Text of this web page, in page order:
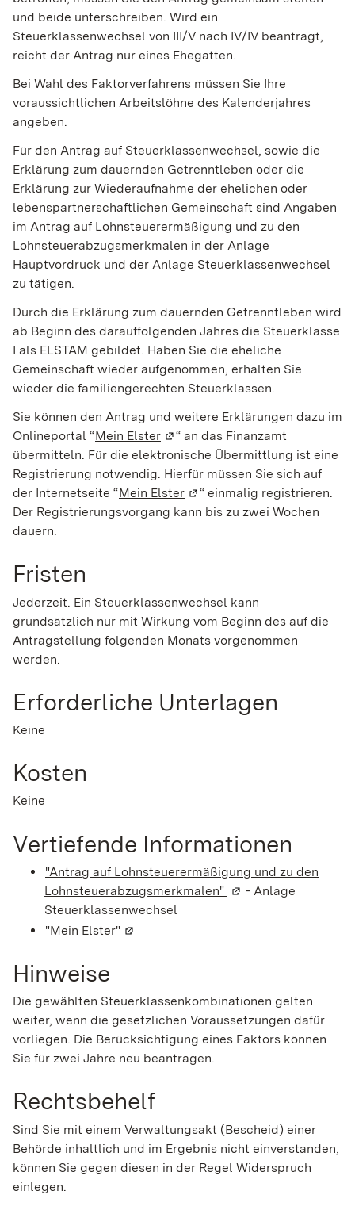
und beide unterschreiben. Wird ein
Steuerklassenwechsel von III/V nach IV/IV beantragt,
reicht der Antrag nur eines Ehegatten.
Bei Wahl des Faktorverfahrens müssen Sie Ihre
voraussichtlichen Arbeitslöhne des Kalenderjahres
angeben.
Für den Antrag auf Steuerklassenwechsel, sowie die
Erklärung zum dauernden Getrenntleben oder die
Erklärung zur Wiederaufnahme der ehelichen oder
lebenspartnerschaftlichen Gemeinschaft sind Angaben
im Antrag auf Lohnsteuerermäßigung und zu den
Lohnsteuerabzugsmerkmalen in der Anlage
Hauptvordruck und der Anlage Steuerklassenwechsel
zu tätigen.
Durch die Erklärung zum dauernden Getrenntleben wird
ab Beginn des darauffolgenden Jahres die Steuerklasse
I als ELSTAM gebildet. Haben Sie die eheliche
Gemeinschaft wieder aufgenommen, erhalten Sie
wieder die familiengerechten Steuerklassen.
Sie können den Antrag und weitere Erklärungen dazu im
Onlineportal “Mein Elster (Wird in einem neuen Fenster
“ an das Finanzamt
übermitteln. Für die elektronische Übermittlung ist eine
Registrierung notwendig. Hierfür müssen Sie sich auf
der Internetseite “Mein Elster (Wird in einem neuen
“ einmalig registrieren.
Der Registrierungsvorgang kann bis zu zwei Wochen
dauern.
Fristen
Jederzeit. Ein Steuerklassenwechsel kann
grundsätzlich nur mit Wirkung vom Beginn des auf die
Antragstellung folgenden Monats vorgenommen
werden.
Erforderliche Unterlagen
Keine
Kosten
Keine
Vertiefende Informationen
"Antrag auf Lohnsteuerermäßigung und zu den
Lohnsteuerabzugsmerkmalen" (Wird in einem
- Anlage
Steuerklassenwechsel
"Mein Elster" (Wird in einem neuen Fenster geöffnet)
Hinweise
Die gewählten Steuerklassenkombinationen gelten
weiter, wenn die gesetzlichen Voraussetzungen dafür
vorliegen. Die Berücksichtigung eines Faktors können
Sie für zwei Jahre neu beantragen.
Rechtsbehelf
Sind Sie mit einem Verwaltungsakt (Bescheid) einer
Behörde inhaltlich und im Ergebnis nicht einverstanden,
können Sie gegen diesen in der Regel Widerspruch
einlegen.